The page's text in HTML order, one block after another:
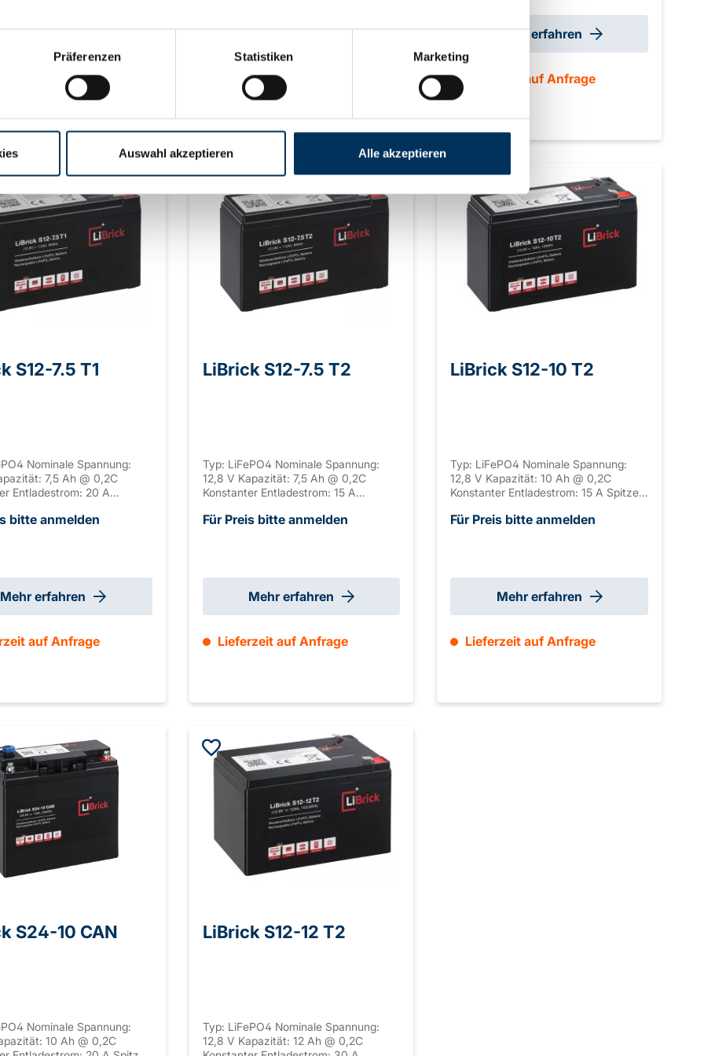
Präferenzen Statistiken Marketing
Auswahl akzeptieren Alle akzeptieren
Mehr erfahren
auf Anfrage
15,5 kg
Mehr erfahren
Lieferzeit auf Anfrage
±2mm (+2 mm T2) Gewicht: 1,2 kg
Mehr erfahren
Lieferzeit auf Anfrage
S12-7.5 T1
Nominale Spannung:
7,5 Ah @ 0,2C
Entladestrom: 20 A
5 S Anschluss:
T1) Gewicht: 1,1 kg
bitte anmelden
Mehr erfahren
auf Anfrage
LiBrick S12-7.5 T2
Typ: LiFePO4 Nominale Spannung:
12,8 V Kapazität: 7,5 Ah @ 0,2C
Konstanter Entladestrom: 15 A
Spitzen-Entladestrom: 5 S Anschluss:
±2mm (+2mm T2) Gewicht: 1,1 kg
Für Preis bitte anmelden
Mehr erfahren
Lieferzeit auf Anfrage
LiBrick S12-10 T2
Typ: LiFePO4 Nominale Spannung:
12,8 V Kapazität: 10 Ah @ 0,2C
Konstanter Entladestrom: 15 A Spitzen
Entladestrom: 50-300 S Anschluss: T2
±2mm (+2 mm T2) Gewicht: 1,3 kg
Für Preis bitte anmelden
Mehr erfahren
Lieferzeit auf Anfrage
S24-10 CAN
Nominale Spannung:
10 Ah @ 0,2C
LiBrick S12-12 T2
Typ: LiFePO4 Nominale Spannung:
12,8 V Kapazität: 12 Ah @ 0,2C